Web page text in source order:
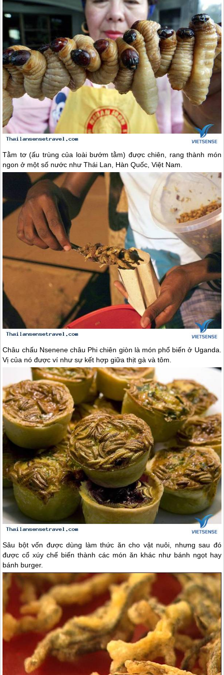
Tằm tơ (ấu trùng của loài bướm tằm) được chiên, rang thành món
ngon ở một số nước nhưThái Lan, Hàn Quốc, Việt Nam.
Châu chấu Nsenene châu Phi chiên giòn là món phổ biến ở Uganda.
Vị của nó được ví như sự kết hợp giữa thịt gà và tôm.
Sâu bột vốn được dùng làm thức ăn cho vật nuôi, nhưng sau đó
được cổ xúy chế biến thành các món ăn khác như bánh ngọt hay
bánh burger.